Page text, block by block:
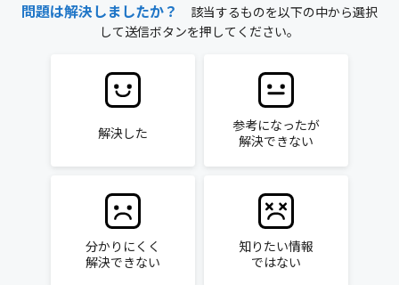
問題は解決しましたか？
該当するものを以下の中から選択
して送信ボタンを押してください。
解決した
参考になったが
解決できない
分かりにくく
解決できない
知りたい情報
ではない